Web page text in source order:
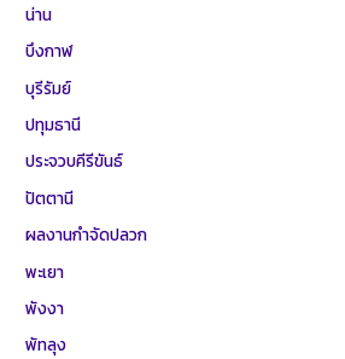
น่าน
บึงกาฬ
บุรีรัมย์
ปทุมธานี
ประจวบคีรีขันธ์
ปัตตานี
ผลงานกำจัดปลวก
พะเยา
พังงา
พัทลุง